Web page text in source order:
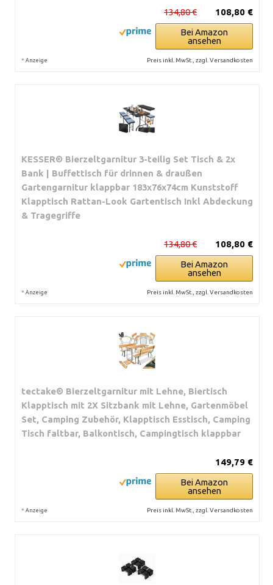
108,80 €
134,80 €
Bei Amazon
ansehen
* Anzeige Preis inkl. MwSt., zzgl. Versandkosten
KESSER® Bierzeltgarnitur 3-teilig Set Tisch & 2x
Bank | Buffettisch für drinnen & draußen
Gartengarnitur klappbar 183x76x74cm Kunststoff
Klapptisch Rattan-Look Gartentisch Inkl Abdeckung
& Tragegriffe
108,80 €
134,80 €
Bei Amazon
ansehen
* Anzeige Preis inkl. MwSt., zzgl. Versandkosten
tectake® Bierzeltgarnitur mit Lehne, Biertisch
Klapptisch mit 2X Sitzbank mit Lehne, Gartenmöbel
Set, Camping Zubehör, Klapptisch Esstisch, Camping
Tisch faltbar, Balkontisch, Campingtisch klappbar
149,79 €
Bei Amazon
ansehen
* Anzeige Preis inkl. MwSt., zzgl. Versandkosten